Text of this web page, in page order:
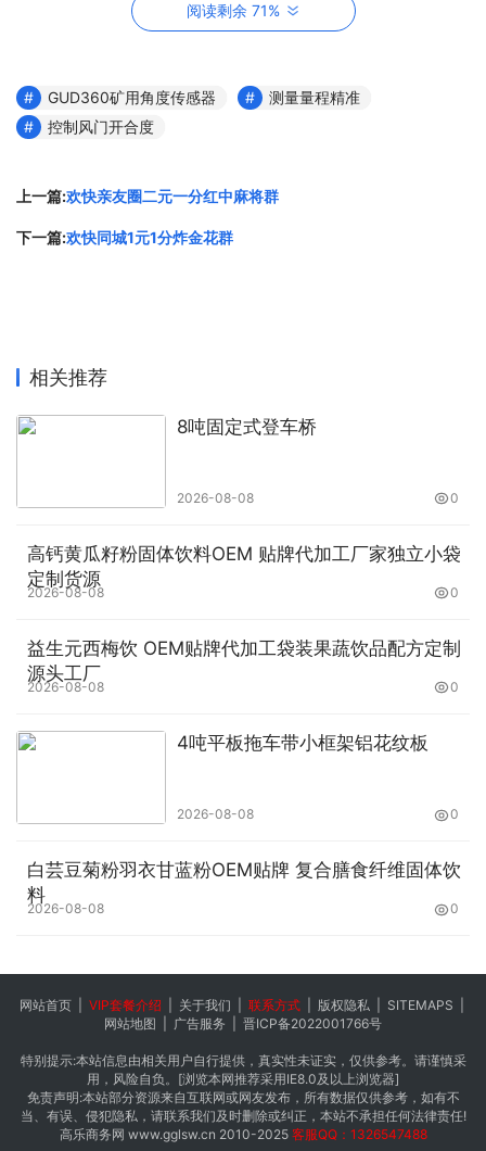
列矿用气动隔膜泵、 矿用自动气动隔
QYF 系列矿用气动清淤排污泵、 排矸
及卸矿成套设备 、高位翻车机、 液压
机、DXBL 系列矿用隔爆型锂离子蓄电
池电源、 DXJL 系列矿用隔爆兼本安型
ZPW12 矿用无线自动洒水降尘装置、
ZCYS127 矿用采煤机尘源跟踪洒水降
电控装置（自动风门） 、智能风门远程
护装置、 ZKC127(A) 矿用司控道岔装
置、 矿用无线遥控装置、 矿用车载式
门用电控装置、 ZJB127 矿用人员接近
报警装置、 ZTK127 矿用推车机用电控
装置 、ZFK127 矿用翻车机电控装置 、
置、 KXJ127(A) 矿用隔爆兼本安型
本安型 PLC 控制器、 KXJ1140 矿用隔
爆兼本安型 PLC 控制器、 TH12(A) 矿
、KBA12 矿用本安型摄像仪、
KBA12C 矿用本安型除尘摄像仪 、
KBA12J 矿用本安型报警摄像仪 、
KBA12R 矿用本安型热成像摄像仪、
阅读剩余 71%
GUD360矿用角度传感器
测量量程精准
控制风门开合度
上一篇:欢快亲友圈二元一分红中麻将群
下一篇:欢快同城1元1分炸金花群
相关推荐
8吨固定式登车桥
2026-08-08 0
高钙黄瓜籽粉固体饮料OEM 贴牌代加工厂家独立小袋
定制货源
2026-08-08 0
益生元西梅饮 OEM贴牌代加工袋装果蔬饮品配方定制
源头工厂
2026-08-08 0
4吨平板拖车带小框架铝花纹板
2026-08-08 0
白芸豆菊粉羽衣甘蓝粉OEM贴牌 复合膳食纤维固体饮
料
2026-08-08 0
网站首页| VIP套餐介绍 关于我们 联系方式| 版权隐私| SITEMAPS
网站地图
广告服务 晋ICP备2022001766号
特别提示:本站信息由相关用户自行提供，真实性未证实，仅供参考。请谨慎采
用，风险自负。[浏览本网推荐采用IE8.0及以上浏览器]
免责声明:本站部分资源来自互联网或网友发布，所有数据仅供参考，如有不
当、有误、侵犯隐私，请联系我们及时删除或纠正，本站不承担任何法律责任!
高乐商务网 www.gglsw.cn 2010-2025客服QQ：1326547488